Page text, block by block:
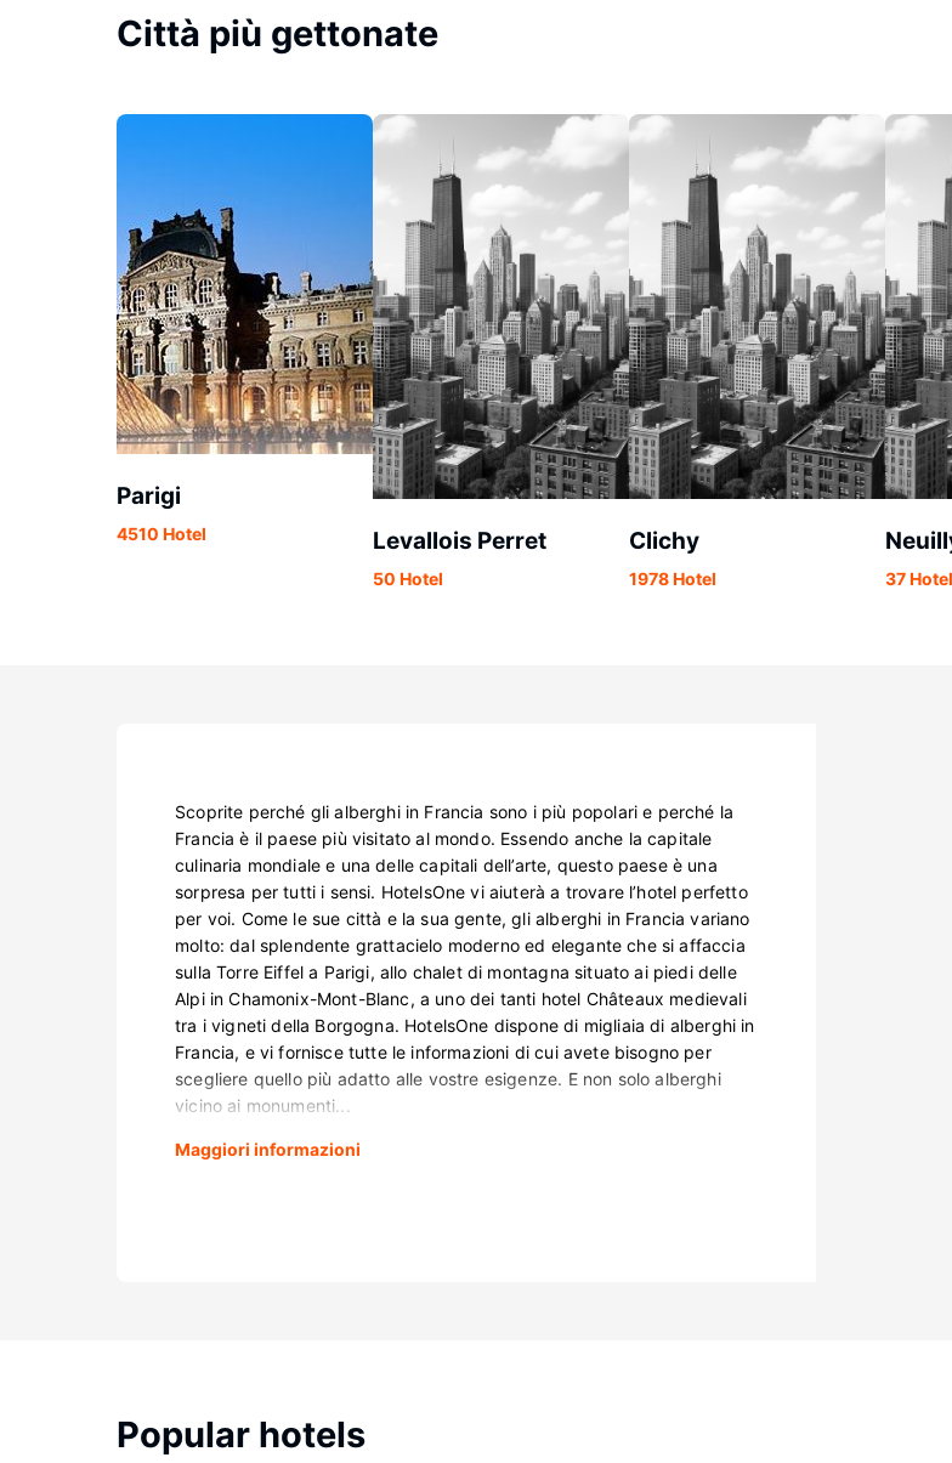
Città più gettonate
Parigi
4510 Hotel Levallois Perret
50 Hotel
Clichy
1978 Hotel 37 Hotel
Scoprite perché gli alberghi in Francia sono i più popolari e perché la
Francia è il paese più visitato al mondo. Essendo anche la capitale
culinaria mondiale e una delle capitali dell’arte, questo paese è una
sorpresa per tutti i sensi. HotelsOne vi aiuterà a trovare l’hotel perfetto
per voi. Come le sue città e la sua gente, gli alberghi in Francia variano
molto: dal splendente grattacielo moderno ed elegante che si affaccia
sulla Torre Eiffel a Parigi, allo chalet di montagna situato ai piedi delle
Alpi in Chamonix-Mont-Blanc, a uno dei tanti hotel Châteaux medievali
tra i vigneti della Borgogna. HotelsOne dispone di migliaia di alberghi in
Francia, e vi fornisce tutte le informazioni di cui avete bisogno per
scegliere quello più adatto alle vostre esigenze. E non solo alberghi
vicino ai monumenti...
Maggiori informazioni
Popular hotels